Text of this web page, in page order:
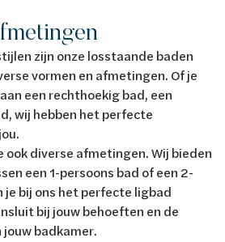
zijn onze losstaande baden
vormen en afmetingen. Of je
een rechthoekig bad, een
wij hebben het perfecte
ook diverse afmetingen. Wij bieden
een 1-persoons bad of een 2-
je bij ons het perfecte ligbad
bij jouw behoeften en de
badkamer.